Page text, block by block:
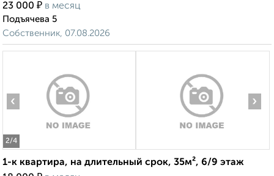
23 000 ₽ в месяц
Подъячева 5
Собственник, 07.08.2026
2/4
‹ ›
1-к квартира, на длительный срок, 35м², 6/9 этаж